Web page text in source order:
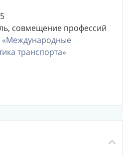
совмещение профессий
транспорта»